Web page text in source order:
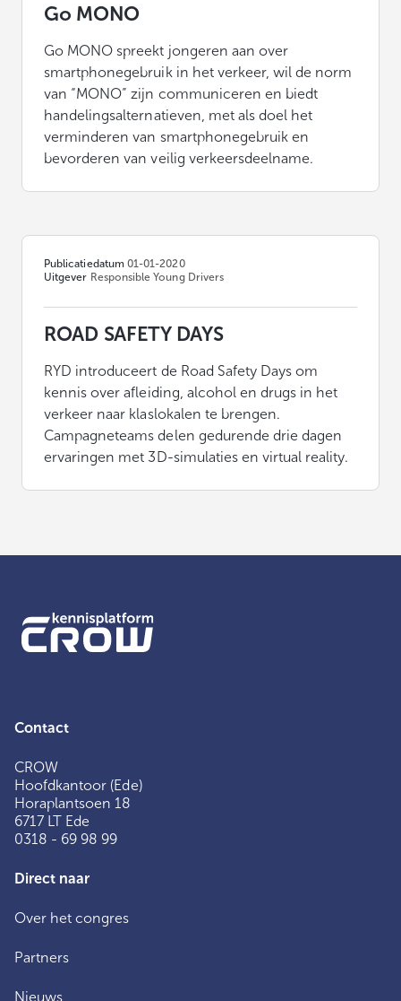
Go MONO
Go MONO spreekt jongeren aan over
smartphonegebruik in het verkeer, wil de norm
van “MONO” zijn communiceren en biedt
handelingsalternatieven, met als doel het
verminderen van smartphonegebruik en
bevorderen van veilig verkeersdeelname.
Publicatiedatum 01-01-2020
Uitgever Responsible Young Drivers
ROAD SAFETY DAYS
RYD introduceert de Road Safety Days om
kennis over afleiding, alcohol en drugs in het
verkeer naar klaslokalen te brengen.
Campagneteams delen gedurende drie dagen
ervaringen met 3D-simulaties en virtual reality.
Contact
CROW
Hoofdkantoor (Ede)
Horaplantsoen 18
6717 LT Ede
0318 - 69 98 99
Direct naar
Over het congres
Partners
Nieuws